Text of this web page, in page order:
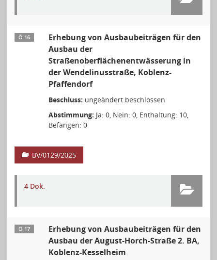
Ö 16
Erhebung von Ausbaubeiträgen für den
Ausbau der
Straßenoberflächenentwässerung in
der Wendelinusstraße, Koblenz-
Pfaffendorf
Beschluss: ungeändert beschlossen
Abstimmung: Ja: 0, Nein: 0, Enthaltung: 10,
Befangen: 0
BV/0129/2025
4 Dok.
Ö 17
Erhebung von Ausbaubeiträgen für den
Ausbau der August-Horch-Straße 2. BA,
Koblenz-Kesselheim